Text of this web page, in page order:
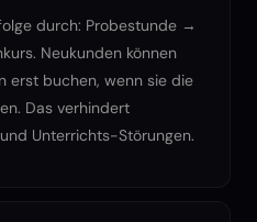
durch: Probestunde →
Neukunden können
erst buchen, wenn sie die
Das verhindert
Unterrichts-Störungen.